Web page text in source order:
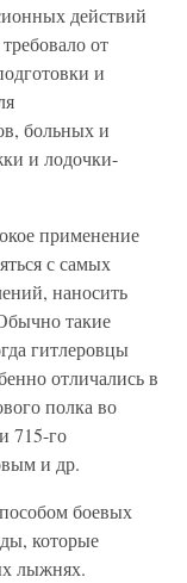
действий
от
и
больных и
и лодочки-
применение
с самых
наносить
такие
гитлеровцы
отличались в
полка во
715-го
и др.
боевых
которые
лыжнях.